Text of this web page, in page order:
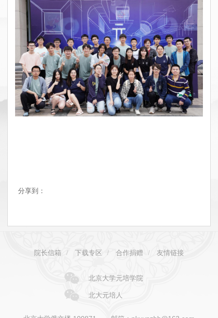
分享到：
院长信箱 / 下载专区 / 合作捐赠 / 友情链接
北京大学元培学院
北大元培人